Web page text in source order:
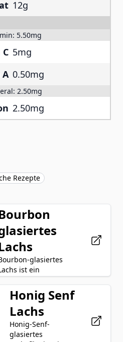
12g
5.50mg
5mg
0.50mg
2.50mg
2.50mg
Rezepte
glasiertes
ist ein
Gericht, das die
reichen Aromen von
Bourbon, braunem
Zucker, Dijon-Senf,
Sojasoße, Knoblauch
Lachs
Bourbon
Brauner Zucker
Honig Senf
Lachs
Honig-Senf-
glasiertes